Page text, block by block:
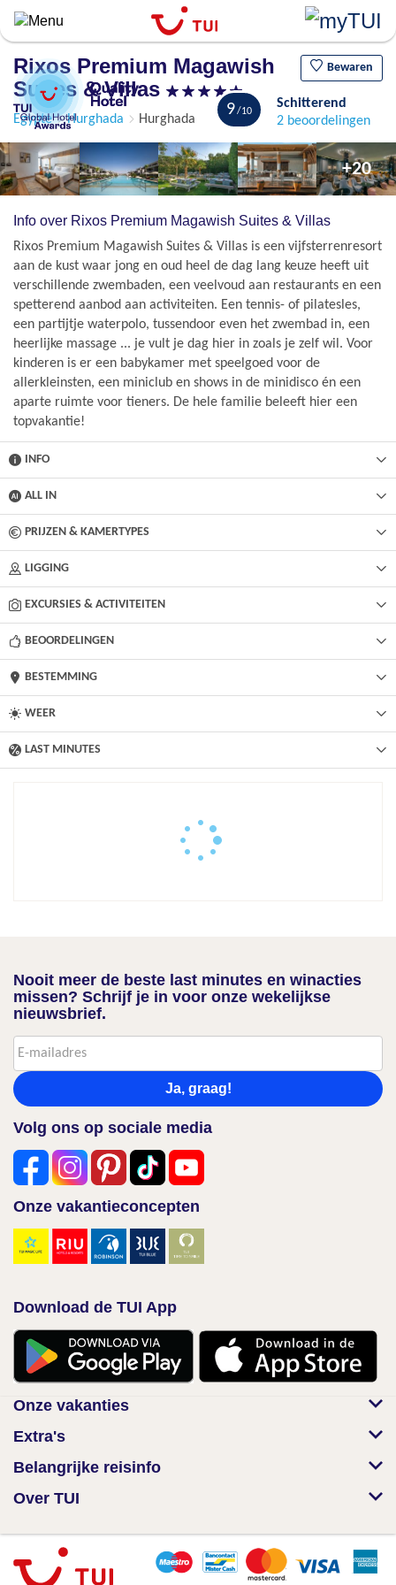
Overslaan
en
algemene
inhoud
gaan
Rixos Premium Magawish
Suites & Villas
Bewaren
Egypte Hurghada Hurghada
9
Schitterend
2 beoordelingen
+20
Info over Rixos Premium Magawish Suites & Villas
Rixos Premium Magawish Suites & Villas is een vijfsterrenresort
aan de kust waar jong en oud heel de dag lang keuze heeft uit
verschillende zwembaden, een veelvoud aan restaurants en een
spetterend aanbod aan activiteiten. Een tennis- of pilatesles,
een partijtje waterpolo, tussendoor even het zwembad in, een
heerlijke massage ... je vult je dag hier in zoals je zelf wil. Voor
kinderen is er een babykamer met speelgoed voor de
allerkleinsten, een miniclub en shows in de minidisco én een
aparte ruimte voor tieners. De hele familie beleeft hier een
topvakantie!
INFO
ALL IN
PRIJZEN & KAMERTYPES
LIGGING
EXCURSIES & ACTIVITEITEN
BEOORDELINGEN
BESTEMMING
WEER
LAST MINUTES
Nooit meer de beste last minutes en winacties
missen? Schrijf je in voor onze wekelijkse
nieuwsbrief.
Ja, graag!
Volg ons op sociale media
Onze vakantieconcepten
Download de TUI App
Onze vakanties
Extra's
Belangrijke reisinfo
Over TUI